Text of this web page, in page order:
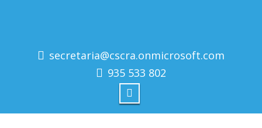
secretaria@cscra.onmicrosoft.com
935 533 802